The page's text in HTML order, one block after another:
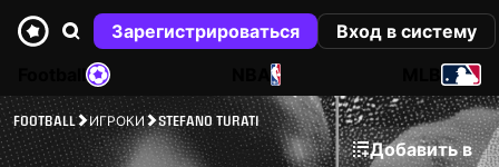
Зарегистрироваться
Вход в систему
NBA
FOOTBALL ИГРОКИ STEFANO TURATI
Добавить в